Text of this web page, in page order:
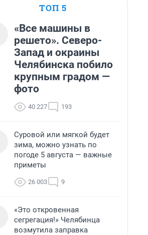
ТОП 5
«Все машины в
решето». Северо-
Запад и окраины
Челябинска побило
крупным градом —
фото
40 227 193
Суровой или мягкой будет
зима, можно узнать по
погоде 5 августа — важные
приметы
26 003 9
«Это откровенная
сегрегация!» Челябинца
возмутила заправка